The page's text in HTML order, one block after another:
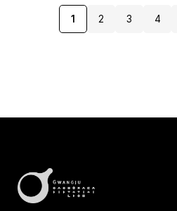
1 2 3 4